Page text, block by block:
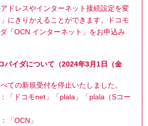
ドレスやインターネット接続設定を変
にきりかえることができます。ドコモ
「OCN インターネット」をお申込み
バイダについて（2024年3月1日（金
ての新規受付を停止いたしました。
「ドコモnet」「plala」「plala（Sコー
「OCN」